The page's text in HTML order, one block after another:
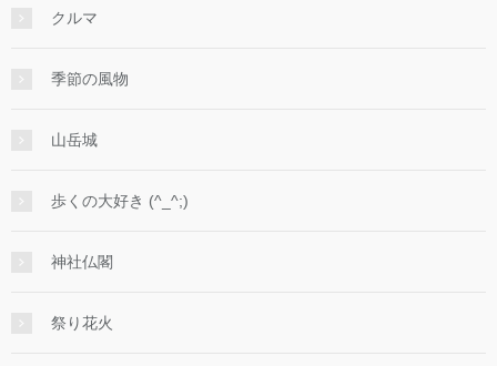
クルマ
季節の風物
山岳城
歩くの大好き (^_^;)
神社仏閣
祭り花火